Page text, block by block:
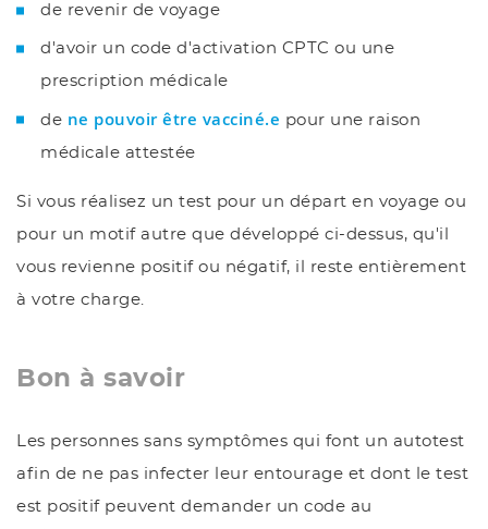
de revenir de voyage
d'avoir un code d'activation CPTC ou une
prescription médicale
de ne pouvoir être vacciné.e pour une raison
médicale attestée
Si vous réalisez un test pour un départ en voyage ou
pour un motif autre que développé ci-dessus, qu'il
vous revienne positif ou négatif, il reste entièrement
à votre charge.
Bon à savoir
Les personnes sans symptômes qui font un autotest
afin de ne pas infecter leur entourage et dont le test
est positif peuvent demander un code au